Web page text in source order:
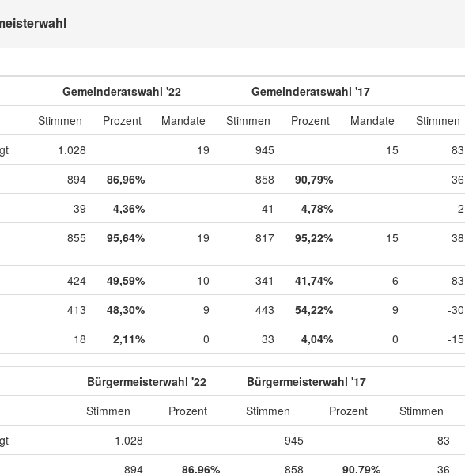
Gemeinderatswahl '22 Gemeinderatswahl '17
Stimmen
Prozent Mandate Stimmen Prozent Mandate Stimmen
1.028 19 945 15
83
894 86,96% 858 90,79% 36
39 4,36% 41 4,78% -2
855 95,64% 19 817 95,22% 15 38
424 49,59% 10 341 41,74% 6 83
413 48,30% 9 443 54,22% 9 -30
18 2,11% 0 33 4,04% 0 -15
Bürgermeisterwahl '22 Bürgermeisterwahl '17
Stimmen
Prozent Stimmen Prozent Stimmen
1.028 945
83
894 86,96% 858 90,79% 36